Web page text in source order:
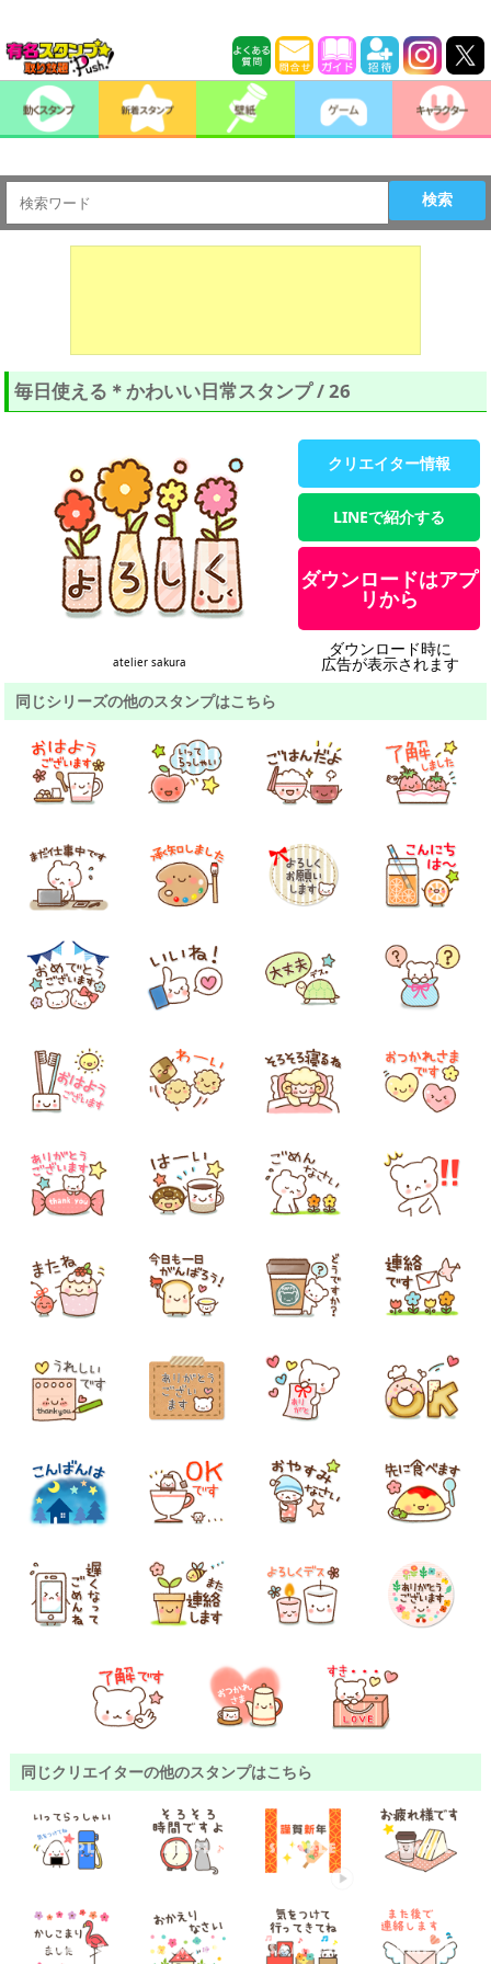
検索
毎日使える＊かわいい日常スタンプ / 26
atelier sakura
クリエイター情報
LINEで紹介する
ダウンロードはアプ
リから
ダウンロード時に
広告が表示されます
同じシリーズの他のスタンプはこちら
同じクリエイターの他のスタンプはこちら